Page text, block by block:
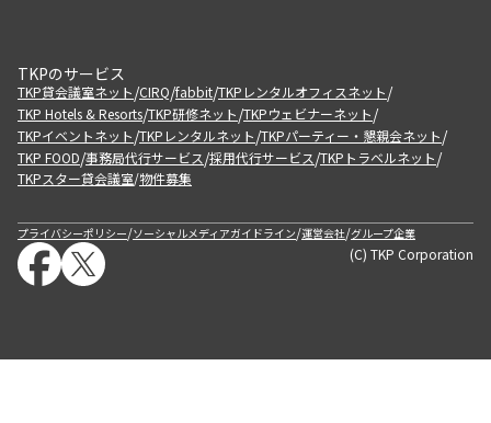
TKPのサービス
TKP貸会議室ネット/CIRQ/fabbit/TKPレンタルオフィスネット/
TKP Hotels & Resorts/TKP研修ネット/TKPウェビナーネット/
TKPイベントネット/TKPレンタルネット/TKPパーティー・懇親会ネット/
TKP FOOD/事務局代行サービス/採用代行サービス/TKPトラベルネット/
TKPスター貸会議室/物件募集
プライバシーポリシー/ソーシャルメディアガイドライン/運営会社/グループ企業
(C) TKP Corporation